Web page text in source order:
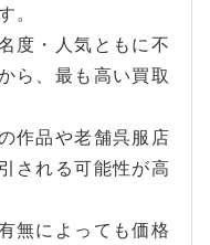
。
度・人気ともに不
ら、最も高い買取
作品や老舗呉服店
される可能性が高
無によっても価格